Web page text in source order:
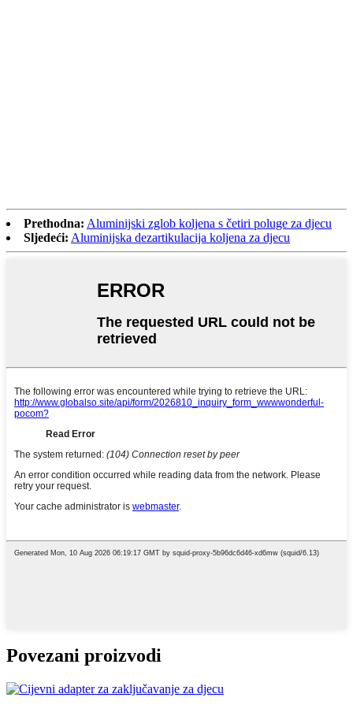
Prethodna: Aluminijski zglob koljena s četiri poluge za djecu
Sljedeći: Aluminijska dezartikulacija koljena za djecu
Povezani proizvodi